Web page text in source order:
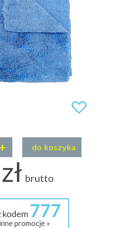
+ do koszyka
brutto
kodem 777
promocje »